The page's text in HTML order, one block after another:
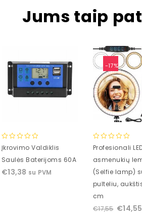
Jums taip
0
of
5
Įkrovimo Valdiklis
Saulės Baterijoms 60A
€13,38 su PVM
-17%
0
of
5
Profesionali
asmenukių
(Selfie lamp)
pulteliu,
cm
€17,55 €14,55